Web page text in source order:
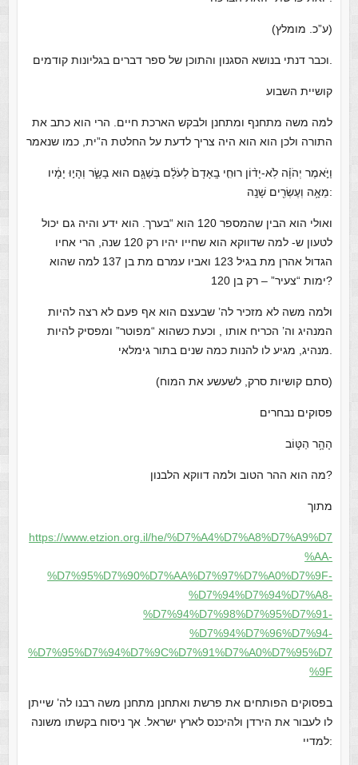
(ע”כ. מומלץ)
קושיית השבוע
למה משה מתחנף ומתחנן ולבקש הארכת חיים. הרי הוא כתב את
התורה ולכן הוא הוא היה צריך לדעת על החלטת ה”ית, כמו שנאמר
וַיֹּ֣אמֶר יְהֹוָ֗ה לֹֽא-יָד֨וֹן רוּחִ֤י בָֽאָדָם֙ לְעֹלָ֔ם בְּשַׁגָּ֖ם הוּא בָשָׂ֑ר וְהָי֣וּ יָמָ֔יו
מֵאָ֥ה וְעֶשְׂרִ֖ים שָׁנָֽה:
ואולי הוא הבין שהמספר 120 הוא “בערך. הוא ידע והיה גם יכול
לטעון ש- למה שדווקא הוא שחייו יהיו רק 120 שנה, הרי אחיו
הגדול אהרן מת בגיל 123 ואביו עמרם מת בן 137 למה שהוא
ימות “צעיר” – רק בן 120?
ולמה משה לא מזכיר לה’ שבעצם הוא אף פעם לא רצה להיות
המנהיג וה’ הכריח אותו , וכעת כשהוא “מפוטר” ומפסיק להיות
(סתם קושיות סרק, לשעשע את המוח)
פסוקים נבחרים
הָהָ֥ר הַטּ֛וֹב
מה הוא ההר הטוב ולמה דווקא הלבנון?
מתוך
https://www.etzion.org.il/he/%D7%A4%D7%A8%D7%A9%D7
%AA-
%D7%95%D7%90%D7%AA%D7%97%D7%A0%D7%9F-
%D7%94%D7%94%D7%A8-
%D7%94%D7%98%D7%95%D7%91-
%D7%94%D7%96%D7%94-
%D7%95%D7%94%D7%9C%D7%91%D7%A0%D7%95%D7
%9F
בפסוקים הפותחים את פרשת ואתחנן מתחנן משה רבנו לה’ שייתן
לו לעבור את הירדן ולהיכנס לארץ ישראל. אך ניסוח בקשתו משונה
למדיי: